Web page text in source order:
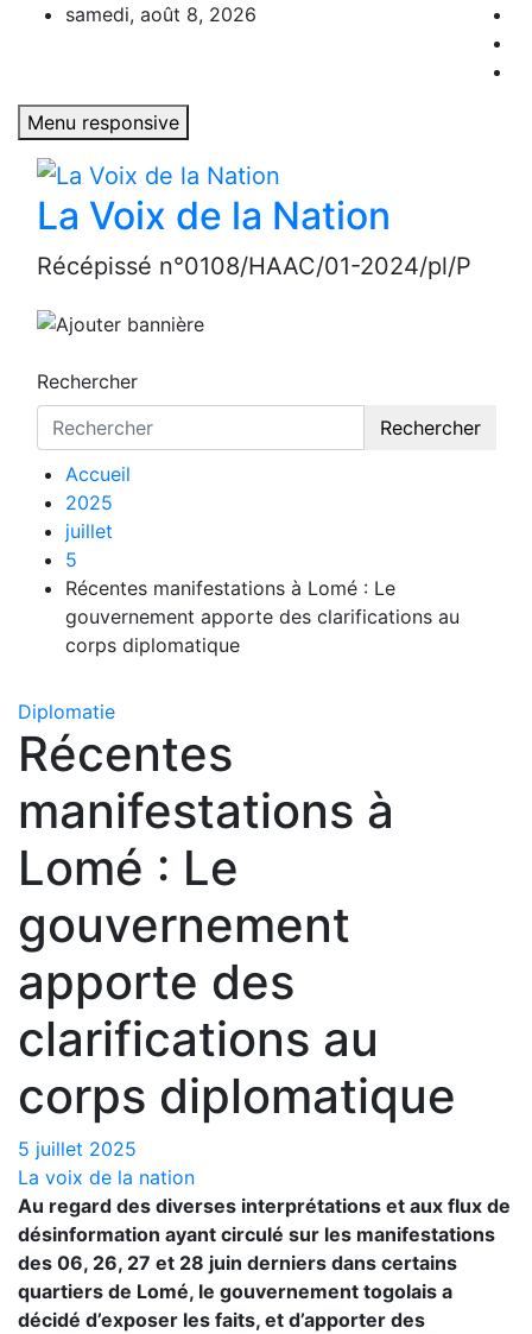
samedi, août 8, 2026
Menu responsive
La Voix de la Nation
Récépissé n°0108/HAAC/01-2024/pl/P
Rechercher
Rechercher
Accueil
2025
juillet
5
Récentes manifestations à Lomé : Le
gouvernement apporte des clarifications au
corps diplomatique
Diplomatie
Récentes
manifestations à
Lomé : Le
gouvernement
apporte des
clarifications au
corps diplomatique
5 juillet 2025
La voix de la nation
Au regard des diverses interprétations et aux flux de
désinformation ayant circulé sur les manifestations
des 06, 26, 27 et 28 juin derniers dans certains
quartiers de Lomé, le gouvernement togolais a
décidé d’exposer les faits, et d’apporter des